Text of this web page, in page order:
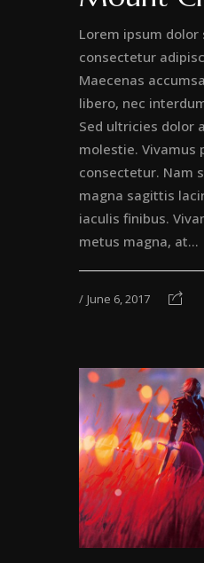
Lorem ipsum dolor
consectetur
Maecenas
libero, nec
Sed ultricies dolor
molestie. Vivamus
consectetur. Nam
magna sagittis
iaculis finibus.
metus magna, at...
June 6, 2017